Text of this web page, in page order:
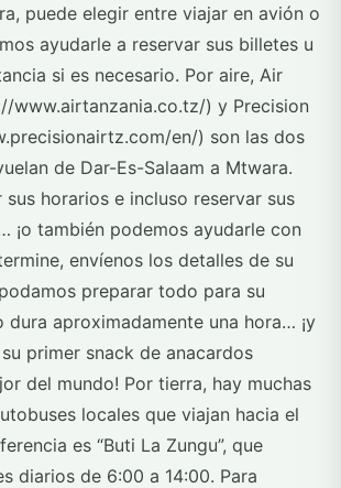
puede elegir entre viajar en avión o
ayudarle a reservar sus billetes u
si es necesario. Por aire, Air
www.airtanzania.co.tz/) y Precision
en/) son las dos
de Dar-Es-Salaam a Mtwara.
sus horarios e incluso reservar sus
¡o también podemos ayudarle con
envíenos los detalles de su
preparar todo para su
dura aproximadamente una hora… ¡y
primer snack de anacardos
del mundo! Por tierra, hay muchas
locales que viajan hacia el
es “Buti La Zungu”, que
diarios de 6:00 a 14:00. Para